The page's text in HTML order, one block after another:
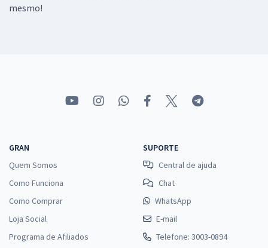
mesmo!
GRAN
Quem Somos
Como Funciona
Como Comprar
Loja Social
Programa de Afiliados
SUPORTE
Central de ajuda
Chat
WhatsApp
E-mail
Telefone: 3003-0894